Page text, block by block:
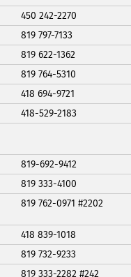
450 242-2270
819 797-7133
819 622-1362
819 764-5310
418 694-9721
418-529-2183
819-692-9412
819 333-4100
819 762-0971 #2202
418 839-1018
819 732-9233
819 333-2282 #242